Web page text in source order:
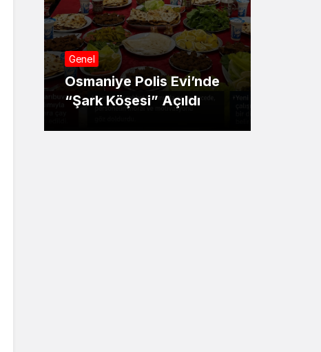
Genel
Osmaniye Polis Evi’nde
“Şark Köşesi” Açıldı